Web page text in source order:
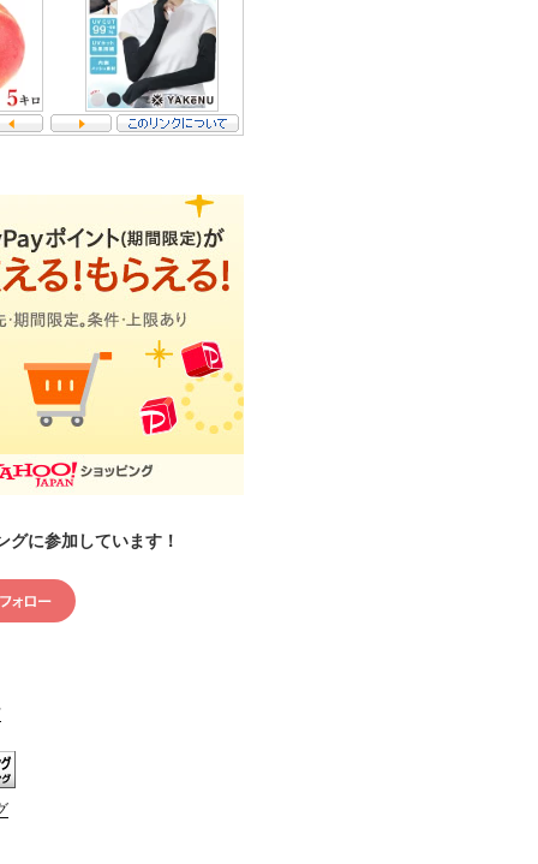
グに参加しています！